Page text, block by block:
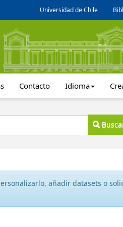
Universidad de Chile
Contacto Idioma
añadir datasets o